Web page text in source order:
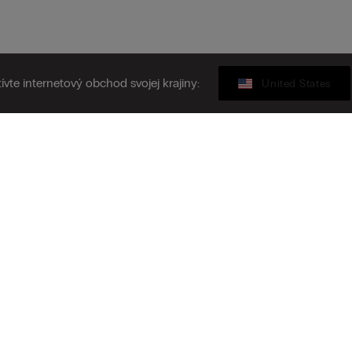
internetový obchod svojej krajiny: United States